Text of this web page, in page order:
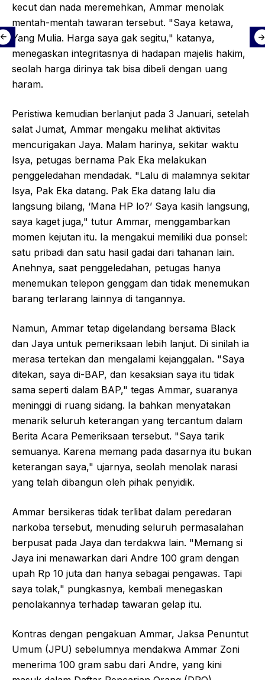
kecut dan nada meremehkan, Ammar menolak
mentah-mentah tawaran tersebut. "Saya ketawa,
Yang Mulia. Harga saya gak segitu," katanya,
menegaskan integritasnya di hadapan majelis hakim,
seolah harga dirinya tak bisa dibeli dengan uang
haram.
Peristiwa kemudian berlanjut pada 3 Januari, setelah
salat Jumat, Ammar mengaku melihat aktivitas
mencurigakan Jaya. Malam harinya, sekitar waktu
Isya, petugas bernama Pak Eka melakukan
penggeledahan mendadak. "Lalu di malamnya sekitar
Isya, Pak Eka datang. Pak Eka datang lalu dia
langsung bilang, ‘Mana HP lo?’ Saya kasih langsung,
saya kaget juga," tutur Ammar, menggambarkan
momen kejutan itu. Ia mengakui memiliki dua ponsel:
satu pribadi dan satu hasil gadai dari tahanan lain.
Anehnya, saat penggeledahan, petugas hanya
menemukan telepon genggam dan tidak menemukan
barang terlarang lainnya di tangannya.
Namun, Ammar tetap digelandang bersama Black
dan Jaya untuk pemeriksaan lebih lanjut. Di sinilah ia
merasa tertekan dan mengalami kejanggalan. "Saya
ditekan, saya di-BAP, dan kesaksian saya itu tidak
sama seperti dalam BAP," tegas Ammar, suaranya
meninggi di ruang sidang. Ia bahkan menyatakan
menarik seluruh keterangan yang tercantum dalam
Berita Acara Pemeriksaan tersebut. "Saya tarik
semuanya. Karena memang pada dasarnya itu bukan
keterangan saya," ujarnya, seolah menolak narasi
yang telah dibangun oleh pihak penyidik.
Ammar bersikeras tidak terlibat dalam peredaran
narkoba tersebut, menuding seluruh permasalahan
berpusat pada Jaya dan terdakwa lain. "Memang si
Jaya ini menawarkan dari Andre 100 gram dengan
upah Rp 10 juta dan hanya sebagai pengawas. Tapi
saya tolak," pungkasnya, kembali menegaskan
penolakannya terhadap tawaran gelap itu.
Kontras dengan pengakuan Ammar, Jaksa Penuntut
Umum (JPU) sebelumnya mendakwa Ammar Zoni
menerima 100 gram sabu dari Andre, yang kini